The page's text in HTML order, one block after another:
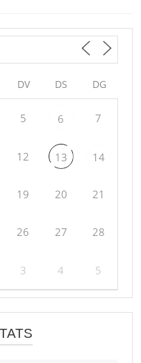
DV DS DG
5 6 7
12 13 14
19 20 21
26 27 28
3 4 5